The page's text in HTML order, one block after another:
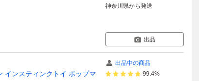
神奈川県から発送
出品
インスティンクトイ ポップマ
出品中の商品
99.4%